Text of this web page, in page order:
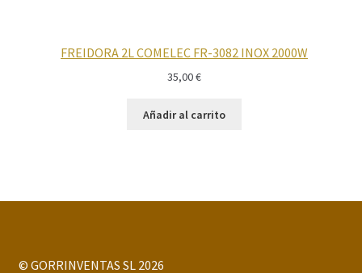
FREIDORA 2L COMELEC FR-3082 INOX 2000W
35,00€
Añadir al carrito
© GORRINVENTAS SL 2026